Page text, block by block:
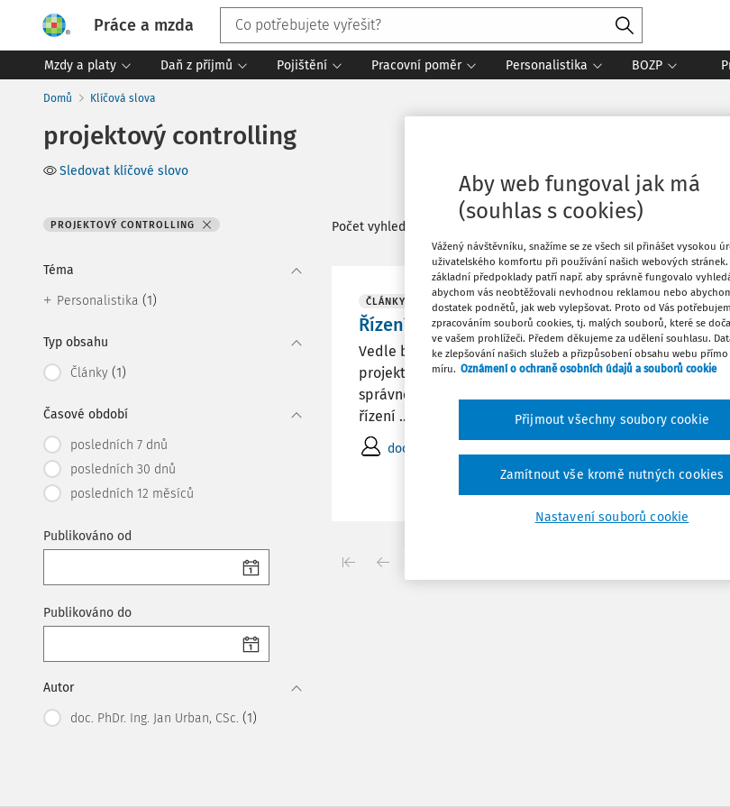
Práce a mzda
Mzdy a platy Daň z příjmů Pojištění Pracovní poměr Personalistika BOZP
Domů Klíčová slova
projektový controlling
Sledovat klíčové slovo
PROJEKTOVÝ CONTROLLING
Téma
Personalistika (1)
Typ obsahu
Články (1)
Časové období
posledních 7 dnů
posledních 30 dnů
posledních 12 měsíců
Publikováno od
Publikováno do
Autor
doc. PhDr. Ing. Jan Urban, CSc. (1)
Počet vyhledaných dokumentů:
ČLÁNKY
Řízení projektů a projektových týmů
Vedle běžného, liniového řízení hraje v řadě organizací
projektové. K jeho předpokladům patří znalost
správného vymezení cíle projektu, stanovení jeho
řízení ...
doc. PhDr. Ing. Jan Urban CSc.
Aby web fungoval jak má
(souhlas s cookies)
Vážený návštěvníku, snažíme se ze všech sil přinášet vysokou
uživatelského komfortu při používání našich webových stránek.
základní předpoklady patří např. aby správně fungovalo
abychom vás neobtěžovali nevhodnou reklamou nebo
dostatek podnětů, jak web vylepšovat. Proto od Vás
zpracováním souborů cookies, tj. malých souborů, které se
ve vašem prohlížeči. Předem děkujeme za udělení souhlasu.
ke zlepšování našich služeb a přizpůsobení obsahu webu přímo
míru. Oznámení o ochraně osobních údajů a souborů cookie
Nastavení souborů cookie
Zamítnout vše kromě nutných cookies
Přijmout všechny soubory cookie